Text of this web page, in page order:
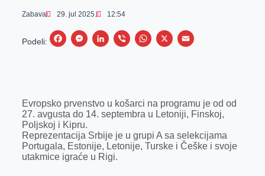
Zabava 29. jul 2025. 12:54
Podeli:
F
b
o
o
k
M
e
g
e
L
e
d
I
n
V
r
W
s
p
X
E
l
Evropsko prvenstvo u košarci na programu je od od
27. avgusta do 14. septembra u Letoniji, Finskoj,
Poljskoj i Kipru.
Reprezentacija Srbije je u grupi A sa selekcijama
Portugala, Estonije, Letonije, Turske i Češke i svoje
utakmice igraće u Rigi.